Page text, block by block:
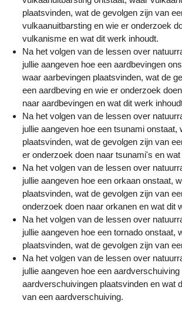
plaatsvinden, wat de gevolgen zijn van
vulkaanuitbarsting en wie er onderzoek
vulkanisme en wat dit werk inhoudt.
Na het volgen van de lessen over
jullie aangeven hoe een aardbevingen
waar aarbevingen plaatsvinden, wat de
een aardbeving en wie er onderzoek doen
naar aardbevingen en wat dit werk
Na het volgen van de lessen over
jullie aangeven hoe een tsunami onstaat,
plaatsvinden, wat de gevolgen zijn van
er onderzoek doen naar tsunami's en
Na het volgen van de lessen over
jullie aangeven hoe een orkaan onstaat,
plaatsvinden, wat de gevolgen zijn van
onderzoek doen naar orkanen en wat dit
Na het volgen van de lessen over
jullie aangeven hoe een tornado onstaat,
plaatsvinden, wat de gevolgen zijn van
Na het volgen van de lessen over
jullie aangeven hoe een
aardverschuivingen plaatsvinden en wat
van een aardverschuiving.